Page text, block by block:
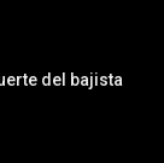
del bajista